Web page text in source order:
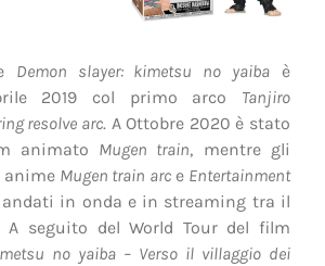
Demon slayer: kimetsu no yaiba è
2019 col primo arco Tanjiro
resolve arc. A Ottobre 2020 è stato
animato Mugen train, mentre gli
anime Mugen train arce Entertainment
andati in onda e in streaming tra il
A seguito del World Tour del film
no yaiba – Verso il villaggio dei